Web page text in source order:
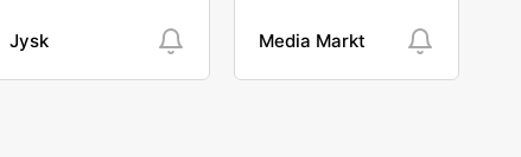
Jysk Media Markt